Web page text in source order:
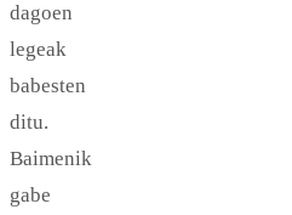
dagoen
legeak
babesten
ditu.
Baimenik
gabe